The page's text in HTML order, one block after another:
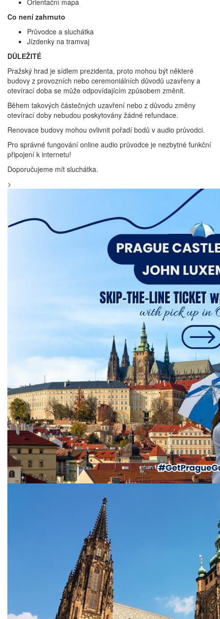
Co není zahrnuto
Průvodce a sluchátka
Jízdenky na tramvaj
DŮLEŽITÉ
Pražský hrad je sídlem prezidenta, proto mohou být některé
budovy z provozních nebo ceremoniálních důvodů uzavřeny a
otevírací doba se může odpovídajícím způsobem změnit.
Během takových částečných uzavření nebo z důvodu změny
otevírací doby nebudou poskytovány žádné refundace.
Renovace budovy mohou ovlivnit pořadí bodů v audio průvodci.
Pro správné fungování online audio průvodce je nezbytné funkční
připojení k internetu!
Doporučujeme mít sluchátka.
>